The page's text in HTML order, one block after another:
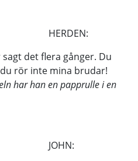
HERDEN:
det flera gånger. Du
rör inte mina brudar!
har han en papprulle i en
JOHN: